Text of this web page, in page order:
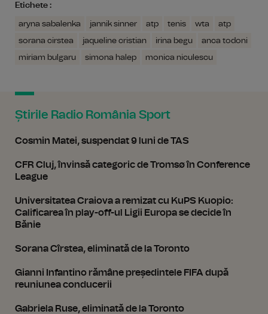
Etichete :
aryna sabalenka jannik sinner atp tenis wta
atp
sorana cirstea
jaqueline cristian irina begu
anca todoni
miriam bulgaru
simona halep monica niculescu
Știrile Radio România Sport
Cosmin Matei, suspendat 9 luni de TAS
CFR Cluj, învinsă categoric de Tromsø în Conference
League
Universitatea Craiova a remizat cu KuPS Kuopio:
Calificarea în play-off-ul Ligii Europa se decide în
Bănie
Sorana Cîrstea, eliminată de la Toronto
Gianni Infantino rămâne președintele FIFA după
reuniunea conducerii
Gabriela Ruse, eliminată de la Toronto